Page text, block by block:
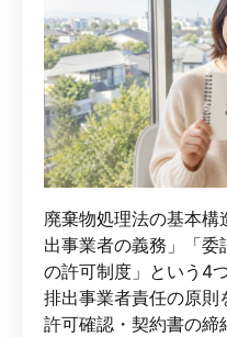
廃棄物処理法の基本
出事業者の義務」「
の許可制度」という4
排出事業者責任の原則
許可確認・契約書の締